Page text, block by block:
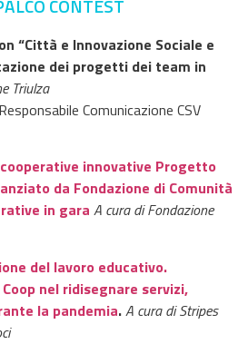
CONTEST
“Città e Innovazione Sociale e
dei progetti dei team in
Triulza
Comunicazione CSV
innovative Progetto
da Fondazione di Comunità
in gara A cura di Fondazione
del lavoro educativo.
nel ridisegnare servizi,
la pandemia.A cura di Stripes